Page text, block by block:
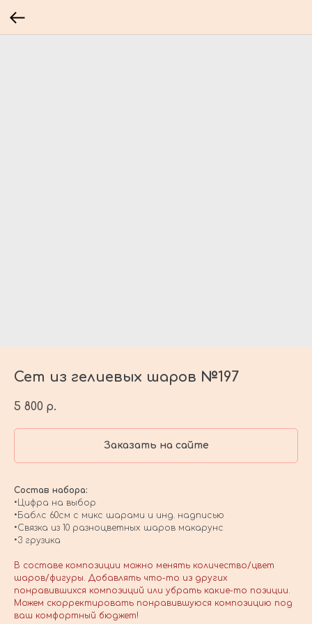
Сет из гелиевых шаров №197
5 800 р.
Заказать на сайте
Состав набора:
•Цифра на выбор
•Баблс 60см с микс шарами и инд. надписью
•Связка из 10 разноцветных шаров макарунс
•3 грузика
В составе композиции можно менять количество/цвет
шаров/фигуры. Добавлять что-то из других
понравившихся композиций или убрать какие-то позиции.
Можем скорректировать понравившуюся композицию под
ваш комфортный бюджет!